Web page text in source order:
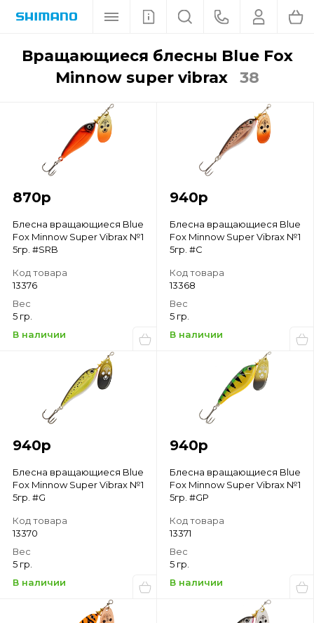
вращающиеся блесны Blue Fox
Minnow super vibrax
38
870р
Блесна вращающиеся Blue
Fox Minnow Super Vibrax №1
5гр. #SRB
Код товара
13376
Вес
5 гр.
В наличии
940р
Блесна вращающиеся Blue
Fox Minnow Super Vibrax №1
5гр. #C
Код товара
13368
Вес
5 гр.
В наличии
940р
Блесна вращающиеся Blue
Fox Minnow Super Vibrax №1
5гр. #G
Код товара
13370
Вес
5 гр.
В наличии
940р
Блесна вращающиеся Blue
Fox Minnow Super Vibrax №1
5гр. #GP
Код товара
13371
Вес
5 гр.
В наличии